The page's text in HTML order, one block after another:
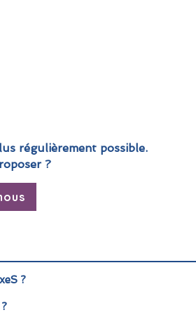
régulièrement possible.
?
?